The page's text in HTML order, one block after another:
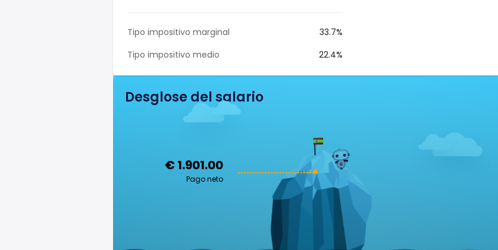
Tipo impositivo marginal
33.7%
Tipo impositivo medio
22.4%
Desglose del salario
€ 1.901.00
Pago neto